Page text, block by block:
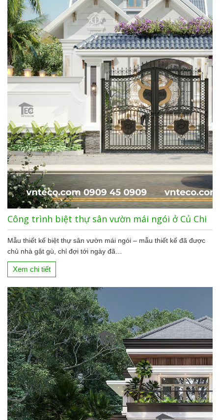
Công trình biệt thự sân vườn mái ngói ở Củ Chi
Mẫu thiết kế biệt thự sân vườn mái ngói – mẫu thiết kế đã được
chủ nhà gật gù, chỉ đợi tới ngày đã…
Xem chi tiết